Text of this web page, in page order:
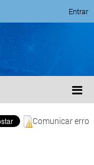
Entrar
Comunicar erro